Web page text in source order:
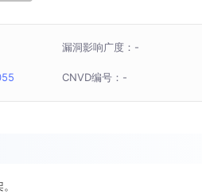
漏洞影响广度：-
CNVD编号：-